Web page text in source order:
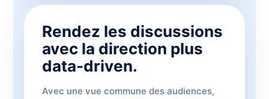
Rendez les discussions
avec la direction plus
data-driven.
Avec une vue commune des audiences,